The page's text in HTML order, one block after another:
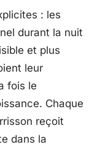
: les
durant la nuit
et plus
leur
fois le
Chaque
reçoit
dans la